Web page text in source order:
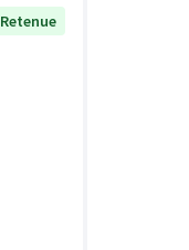
Retenue